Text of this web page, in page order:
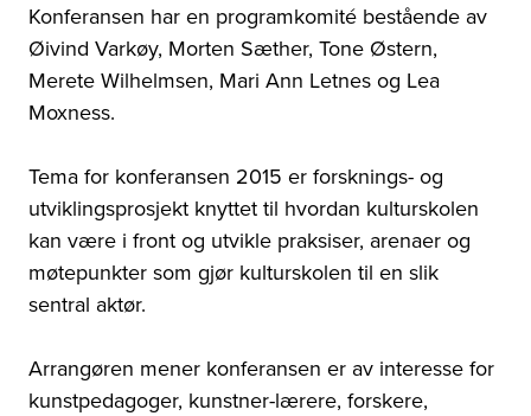
Konferansen har en programkomité bestående av
Øivind Varkøy, Morten Sæther, Tone Østern,
Merete Wilhelmsen, Mari Ann Letnes og Lea
Moxness.
Tema for konferansen 2015 er forsknings- og
utviklingsprosjekt knyttet til hvordan kulturskolen
kan være i front og utvikle praksiser, arenaer og
møtepunkter som gjør kulturskolen til en slik
sentral aktør.
Arrangøren mener konferansen er av interesse for
kunstpedagoger, kunstner-lærere, forskere,